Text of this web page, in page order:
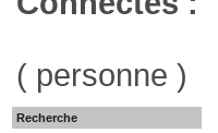
( personne )
Recherche